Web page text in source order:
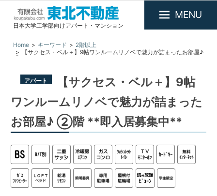
有
限
会
東
北
不
動
産
日本大学工学部向けアパート・マンション
MENU
Home キーワード
2階以上
【サクセス・ベル＋】9帖ワンルームリノベで魅力が詰まったお部屋♪
アパート
【サクセス・ベル＋】9帖
ワンルームリノベで魅力が詰まった
お部屋♪ ②階 **即入居募集中**